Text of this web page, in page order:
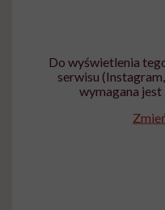
Do wyświetlenia
serwisu
wymagana